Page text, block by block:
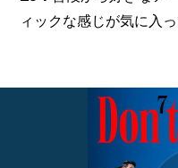
ィックな感じが気に入